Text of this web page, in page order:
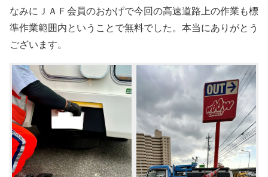
なみにＪＡＦ会員のおかげで今回の高速道路上の作業も標
準作業範囲内ということで無料でした。本当にありがとう
ございます。